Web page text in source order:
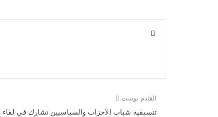
القادم بوست
تنسيقية شباب الأحزاب والسياسيين تشارك في لقاء